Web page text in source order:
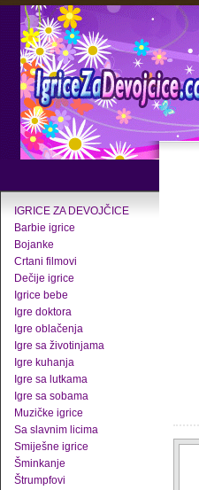
IGRICE ZA DEVOJČICE
Barbie igrice
Bojanke
Crtani filmovi
Dečije igrice
Igrice bebe
Igre doktora
Igre oblačenja
Igre sa životinjama
Igre kuhanja
Igre sa lutkama
Igre sa sobama
Muzičke igrice
Sa slavnim licima
Smiješne igrice
Šminkanje
Štrumpfovi